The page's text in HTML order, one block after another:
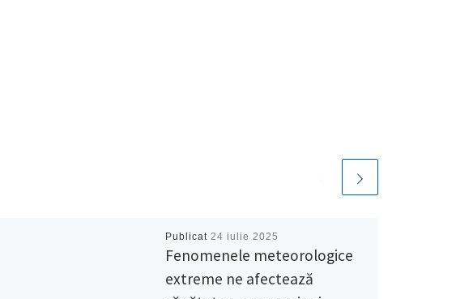
Publicat 24 iulie 2025
Fenomenele meteorologice
extreme ne afectează